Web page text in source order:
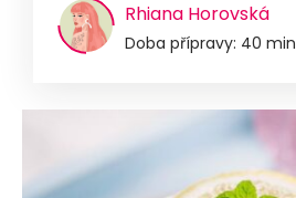
Rhiana Horovská
Doba přípravy: 40 min